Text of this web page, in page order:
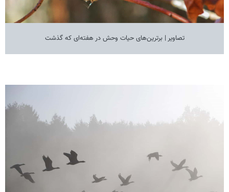
تصاویر | برترین‌های حیات وحش در هفته‌ای که گذشت